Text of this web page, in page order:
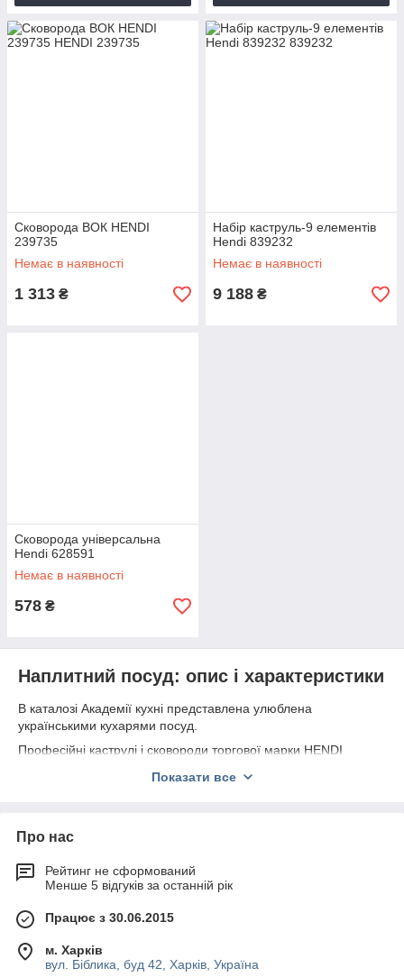
Сковорода ВОК HENDI
239735
Немає в наявності
1 313 ₴
Набір каструль-9 елементів
Hendi 839232
Немає в наявності
9 188 ₴
Сковорода універсальна
Hendi 628591
Немає в наявності
578 ₴
Наплитний посуд: опис і характеристики
В каталозі Академії кухні представлена улюблена
українськими кухарями посуд.
Професійні каструлі і сковороди торгової марки HENDI
технологічні розробки. Компанія почала виробництво в 1934
BARTSCHER, який був заснований у 1876 році. В 50 роках
Німеччині, а через 20 років вийшла на міжнародний ринок.
Посуд відповідає всім стандартам якості, серед яких:
стійкість до деформації і міцність виробів забезпечує
стійкість до агресивного середовища, абразивних
Показати все
Про нас
Рейтинг не сформований
Менше 5 відгуків за останній рік
Працює з 30.06.2015
м. Харків
вул. Біблика, буд 42, Харків, Україна